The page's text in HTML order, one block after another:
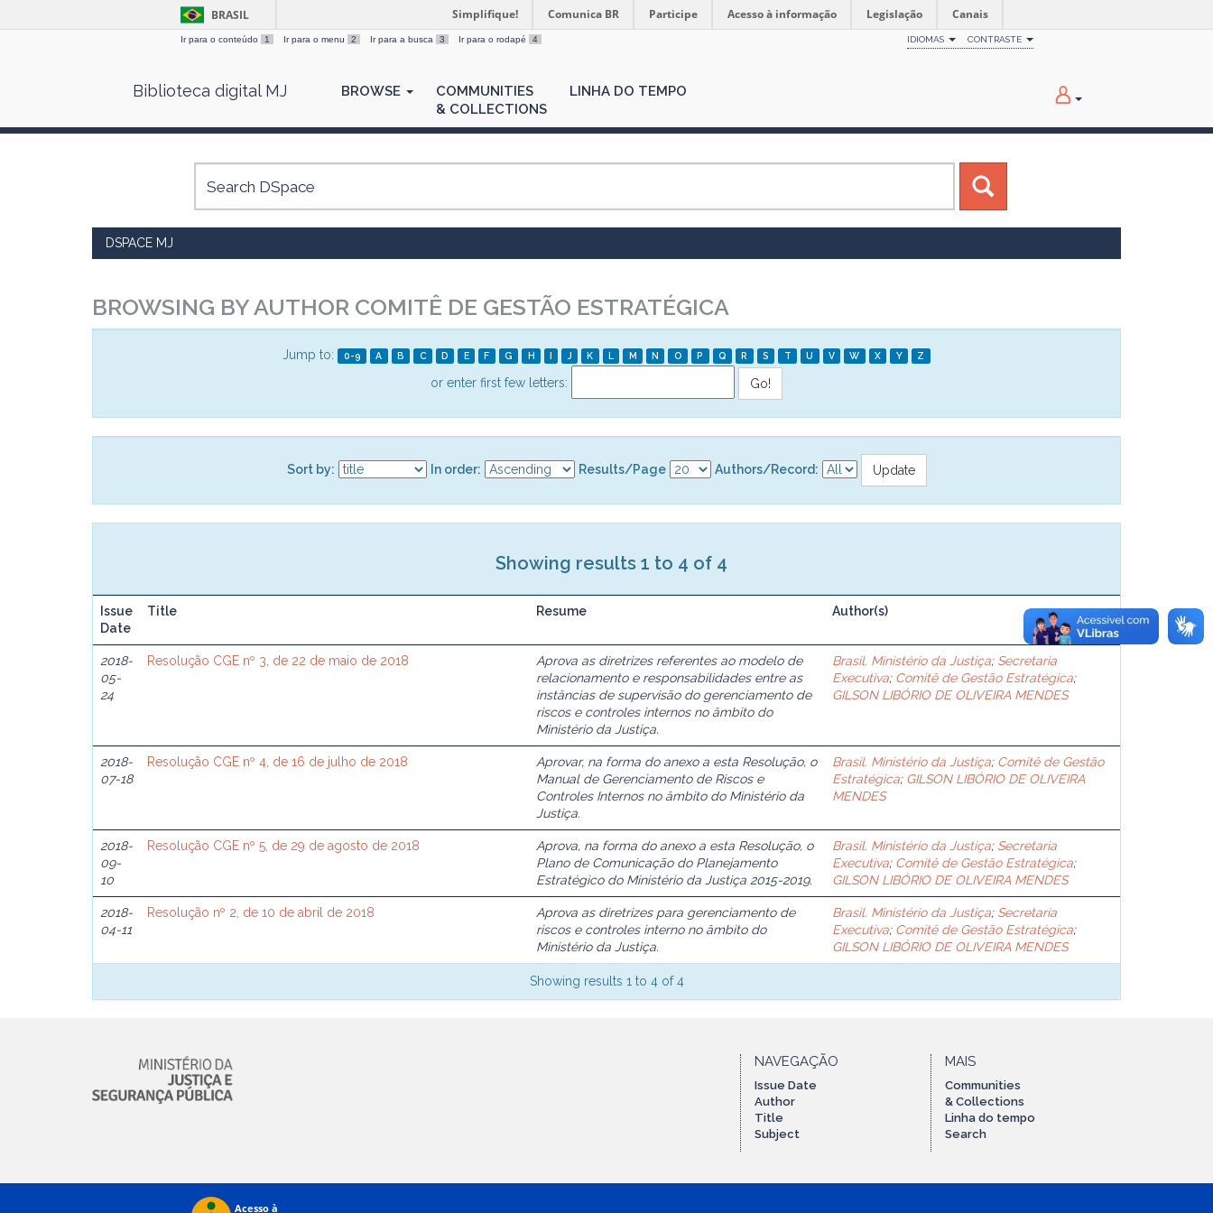
BRASIL Simplifique! Comunica BR Participe Acesso à informação Legislação Canais
Ir para o conteúdo 1 Ir para o menu 2 Ir para a busca 3 Ir para o rodapé 4 IDIOMAS CONTRASTE
Biblioteca digital MJ BROWSE
COMMUNITIES
& COLLECTIONS
LINHA DO TEMPO
DSPACE MJ
BROWSING BY AUTHOR COMITÊ DE GESTÃO ESTRATÉGICA
Jump to: 0-9 A B C D E F G H I J K L M N O P Q R S T U V W X Y Z
or enter first few letters:
Sort by: In order: Results/Page Authors/Record:
Showing results 1 to 4 of 4
Issue
Date
Title Resume Author(s)
2018-
05-
24
Resolução CGE nº 3, de 22 de maio de 2018
Aprova as diretrizes referentes ao modelo de
relacionamento e responsabilidades entre as
instâncias de supervisão do gerenciamento de
riscos e controles internos no âmbito do
Ministério da Justiça.
Brasil. Ministério da Justiça; Secretaria
Executiva; Comitê de Gestão Estratégica;
GILSON LIBÓRIO DE OLIVEIRA MENDES
2018-
07-18
Resolução CGE nº 4, de 16 de julho de 2018
Aprovar, na forma do anexo a esta Resolução, o
Manual de Gerenciamento de Riscos e
Controles Internos no âmbito do Ministério da
Justiça.
Brasil. Ministério da Justiça; Comitê de Gestão
Estratégica; GILSON LIBÓRIO DE OLIVEIRA
MENDES
2018-
09-
10
Resolução CGE nº 5, de 29 de agosto de 2018
Aprova, na forma do anexo a esta Resolução, o
Plano de Comunicação do Planejamento
Estratégico do Ministério da Justiça 2015-2019.
Brasil. Ministério da Justiça; Secretaria
Executiva; Comitê de Gestão Estratégica;
GILSON LIBÓRIO DE OLIVEIRA MENDES
2018-
04-11
Resolução nº 2, de 10 de abril de 2018
Aprova as diretrizes para gerenciamento de
riscos e controles interno no âmbito do
Ministério da Justiça.
Brasil. Ministério da Justiça; Secretaria
Executiva; Comitê de Gestão Estratégica;
GILSON LIBÓRIO DE OLIVEIRA MENDES
Showing results 1 to 4 of 4
NAVEGAÇÃO
Issue Date
Author
Title
Subject
MAIS
Communities
& Collections
Linha do tempo
Search